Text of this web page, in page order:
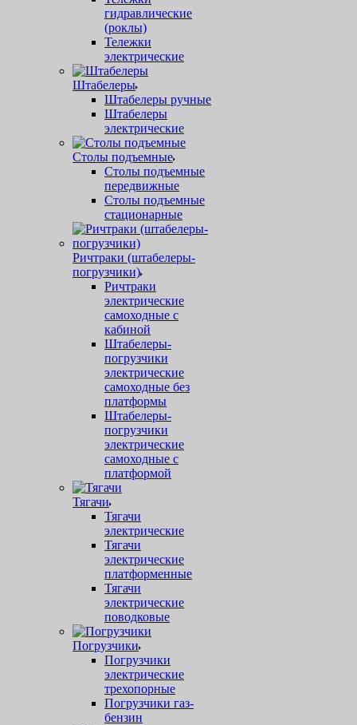
гидравлические
(роклы)
Тележки
электрические
Штабелеры
Штабелеры ручные
Штабелеры
электрические
Столы подъемные
Столы подъемные
передвижные
Столы подъемные
стационарные
Ричтраки (штабелеры-
погрузчики)
Ричтраки
электрические
самоходные с
кабиной
Штабелеры-
погрузчики
электрические
самоходные без
платформы
Штабелеры-
погрузчики
электрические
самоходные с
платформой
Тягачи
Тягачи
электрические
Тягачи
электрические
платформенные
Тягачи
электрические
поводковые
Погрузчики
Погрузчики
электрические
трехопорные
Погрузчики газ-
бензин